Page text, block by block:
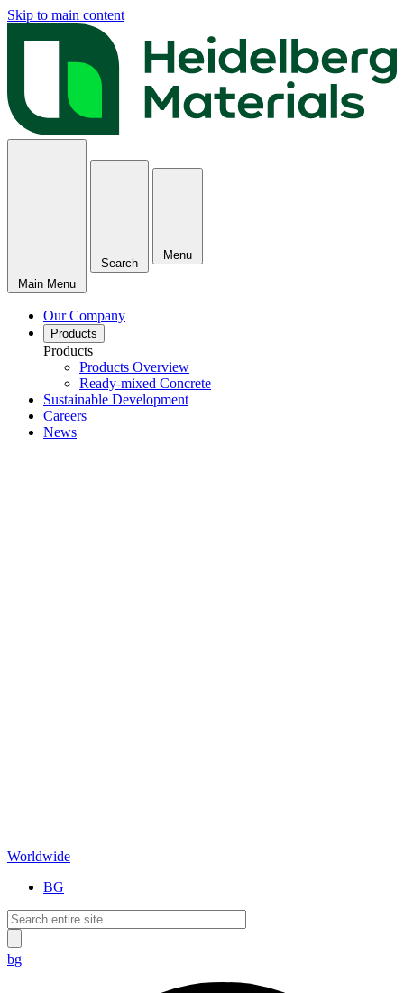
Skip to main content
Main Menu
Search
Menu
Our Company
Products
Products
Products Overview
Ready-mixed Concrete
Sustainable Development
Careers
News
Worldwide
BG
bg